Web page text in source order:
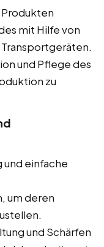
mit Hilfe von
und Pflege des
zu
und einfache
um deren
und Schärfen